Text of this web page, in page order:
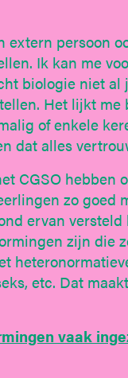
extern persoon
Ik kan me
biologie niet al
Het lijkt me
of enkele
dat alles
CGSO hebben
zo goed
ervan versteld
zijn die
etc. Dat
vaak